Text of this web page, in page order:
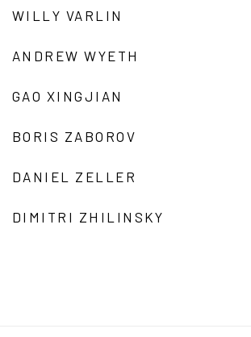
WILLY VARLIN
ANDREW WYETH
GAO XINGJIAN
BORIS ZABOROV
DANIEL ZELLER
DIMITRI ZHILINSKY